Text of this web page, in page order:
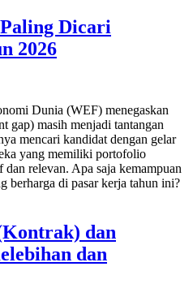
Dicari
2026
Dunia (WEF) menegaskan
gap) masih menjadi tantangan
mencari kandidat dengan gelar
yang memiliki portofolio
relevan. Apa saja kemampuan
berharga di pasar kerja tahun ini?
dan
dan